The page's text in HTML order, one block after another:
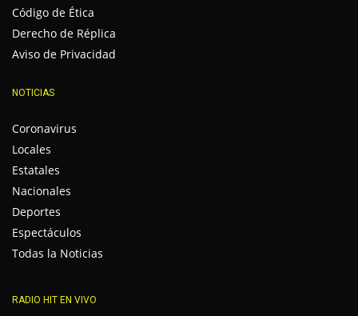
Código de Ética
Derecho de Réplica
Aviso de Privacidad
NOTICIAS
Coronavirus
Locales
Estatales
Nacionales
Deportes
Espectáculos
Todas la Noticias
RADIO HIT EN VIVO